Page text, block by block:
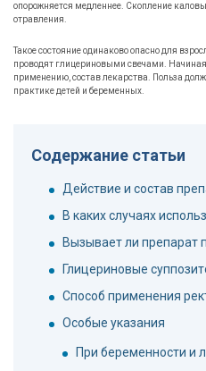
опорожняется медленнее. Скопление
отравления.
Такое состояние одинаково опасно для
проводят глицериновыми свечами.
применению, состав лекарства. Польза
практике детей и беременных.
Содержание статьи
Действие и состав
В каких случаях
Вызывает ли препарат
Глицериновые
Способ применения
Особые указания
При беременности и